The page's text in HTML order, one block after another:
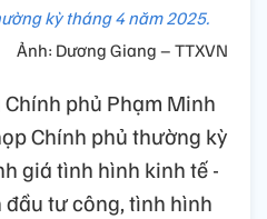
kỳ tháng 4 năm 2025.
Ảnh: Dương Giang – TTXVN
phủ Phạm Minh
Chính phủ thường kỳ
giá tình hình kinh tế -
tư công, tình hình